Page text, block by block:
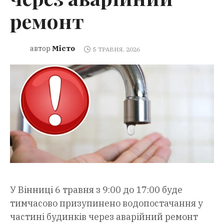
ремонт
автор Місто 5 ТРАВНЯ, 2026
У Вінниці 6 травня з 9:00 до 17:00 буде
тимчасово призупинено водопостачання у
частині будинків через аварійний ремонт